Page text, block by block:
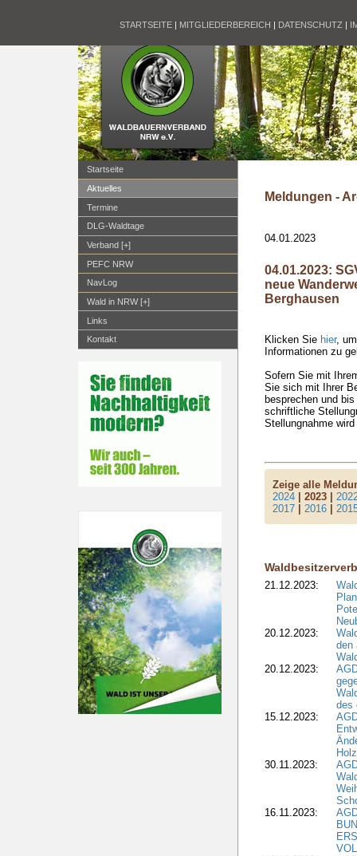
STARTSEITE | MITGLIEDERBEREICH | DATENSCHUTZ |
Startseite
Aktuelles
Termine
DLG-Waldtage
Verband [+]
PEFC NRW
NavLog
Wald in NRW [+]
Links
Kontakt
Meldungen -
04.01.2023
04.01.2023:
neue
Berghausen
Klicken Sie hier,
Informationen zu
Sofern Sie mit
Sie sich mit Ihrer
besprechen und
schriftliche
Stellungnahme
Zeige alle
2024 | 2023 |
2017 |2016 |
21.12.2023:
20.12.2023:
den
20.12.2023:
des
15.12.2023:
30.11.2023:
16.11.2023: